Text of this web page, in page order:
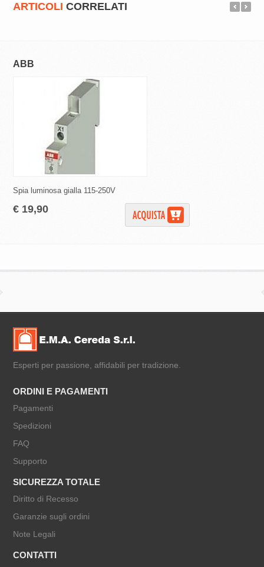
ARTICOLI CORRELATI
ABB
Spia luminosa gialla 115-250V
€ 19,90
Esperti per passione, affidabili per tradizione.
ORDINI E PAGAMENTI
Pagamenti
Spedizioni
FAQ
Supporto
SICUREZZA TOTALE
Diritto di Recesso
Garanzie sugli ordini
Note Legali
CONTATTI